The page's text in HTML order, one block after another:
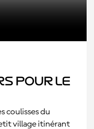
pour le
coulisses du
village itinérant